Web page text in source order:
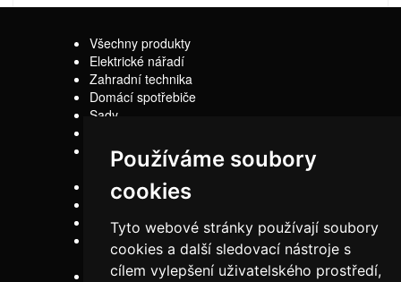
Používáme soubory
cookies
Tyto webové stránky používají soubory
cookies a další sledovací nástroje s
cílem vylepšení uživatelského prostředí,
Všechny produkty
Elektrické nářadí
Zahradní technika
Domácí spotřebiče
Sady
Z jiného soudku
Kontakty
Doprava
Servis
Obchodní
podmínky
Reklamační řád